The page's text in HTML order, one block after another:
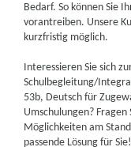
Bedarf. So können Sie
vorantreiben. Unsere
kurzfristig möglich.
Interessieren Sie sich
Schulbegleitung/
53b, Deutsch für
Umschulungen?
Möglichkeiten am
passende Lösung für Sie!